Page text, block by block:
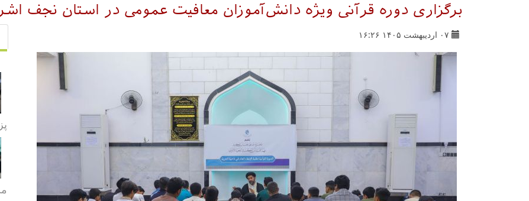
برگزاری دوره قرآنی ویژه دانش‌آموزان معافیت عمومی در استان نجف
۰۷ اردیبهشت ۱۴۰۵ ۱۶:۲۶